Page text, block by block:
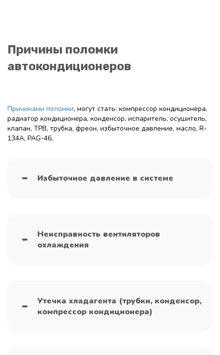
Причины поломки
автокондиционеров
Причинами поломки, могут стать: компрессор кондиционера,
радиатор кондиционера, конденсор, испаритель, осушитель,
клапан, ТРВ, трубка, фреон, избыточное давление, масло, R-
134A, PAG-46.
Избыточное давление в системе
Неисправность вентиляторов
охлаждения
Утечка хладагента (трубки, конденсор,
компрессор кондиционера)